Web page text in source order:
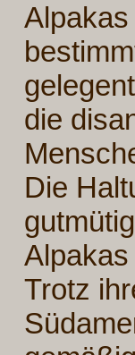
die
Die
Trotz